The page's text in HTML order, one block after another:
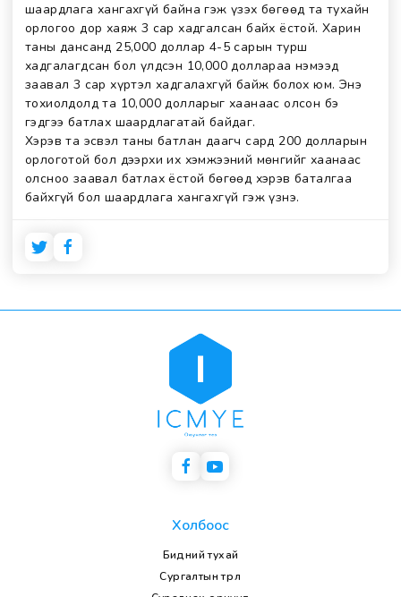
шаардлага хангахгүй байна гэж үзэх бөгөөд та тухайн
орлогоо дор хаяж 3 сар хадгалсан байх ёстой. Харин
таны дансанд 25,000 доллар 4-5 сарын турш
хадгалагдсан бол үлдсэн 10,000 доллараа нэмээд
заавал 3 сар хүртэл хадгалахгүй байж болох юм. Энэ
тохиолдолд та 10,000 долларыг хаанаас олсон бэ
гэдгээ батлах шаардлагатай байдаг.
Хэрэв та эсвэл таны батлан даагч сард 200 долларын
орлоготой бол дээрхи их хэмжээний мөнгийг хаанаас
олсноо заавал батлах ёстой бөгөөд хэрэв баталгаа
байхгүй бол шаардлага хангахгүй гэж үзнэ.
Холбоос
Бидний тухай
Сургалтын төрөл